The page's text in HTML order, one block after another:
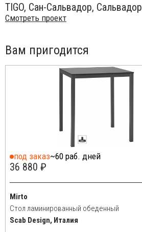
TIGO, Сан-Сальвадор, Сальвадор
Смотреть проект
Вам пригодится
под заказ~60 раб. дней
36 880 ₽
Mirto
Стол ламинированный обеденный
Scab Design, Италия